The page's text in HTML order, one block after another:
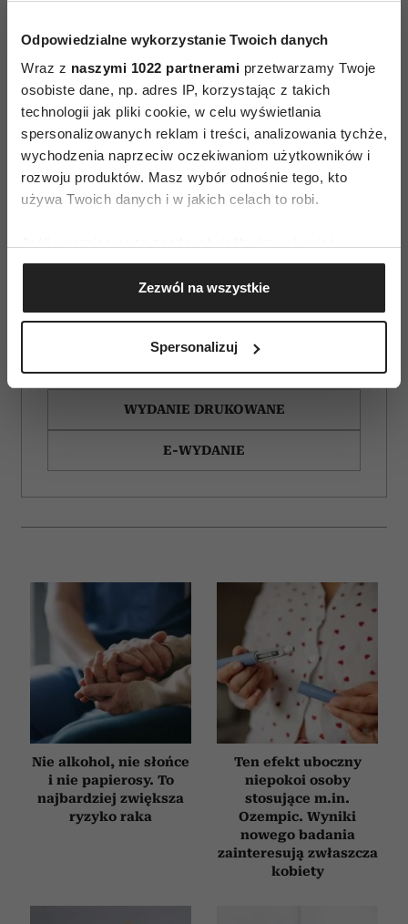
Odpowiedzialne wykorzystanie Twoich danych
Wraz z naszymi 1022 partnerami przetwarzamy Twoje
osobiste dane, np. adres IP, korzystając z takich
technologii jak pliki cookie, w celu wyświetlania
spersonalizowanych reklam i treści, analizowania tychże,
wychodzenia naprzeciw oczekiwaniom użytkowników i
rozwoju produktów. Masz wybór odnośnie tego, kto
używa Twoich danych i w jakich celach to robi.
Gromadzić dane dotyczące Twojej lokalizacji
geograficznej z dokładnością nawet do kilku metrów
Identyfikować Twoje urządzenie, aktywnie
(fingerprinting, czyli wirtualny odcisk palca)
dane są przetwarzane oraz ustaw własne preferencje w
zmienić lub wycofać swoją zgodę w dowolnej chwili.
Partnerzy mogą połączyć te informacje z innymi danymi
otrzymanymi od Ciebie lub uzyskanymi podczas
korzystania z ich usług.
Zezwól na wszystkie
Spersonalizuj
ZAMÓW
WYDANIE DRUKOWANE
E-WYDANIE
Nie alkohol, nie słońce
i nie papierosy. To
najbardziej zwiększa
ryzyko raka
Ten efekt uboczny
niepokoi osoby
stosujące m.in.
Ozempic. Wyniki
nowego badania
zainteresują zwłaszcza
kobiety